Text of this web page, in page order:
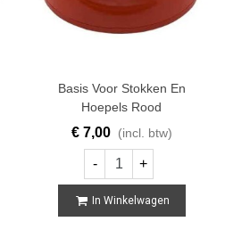
Basis Voor Stokken En
Hoepels Rood
€ 7,00 (incl. btw)
- +
In Winkelwagen